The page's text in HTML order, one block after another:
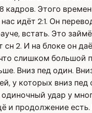
Этого
идёт 2:1. Он
встать. Это
2. И на блоке он
слишком
Вниз пед один.
у которых вниз
удар у
и продолжение